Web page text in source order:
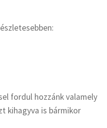
fordul hozzánk valamely
kihagyva is bármikor